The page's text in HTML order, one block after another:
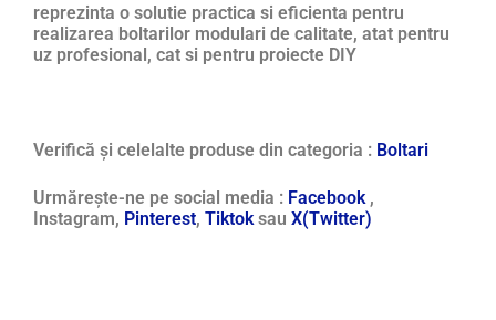
reprezinta o solutie practica si eficienta pentru
realizarea boltarilor modulari de calitate, atat pentru
uz profesional, cat si pentru proiecte DIY
Verifică și celelalte produse din categoria : Boltari
Urmărește-ne pe social media : Facebook ,
Instagram, Pinterest, Tiktok sau X(Twitter)